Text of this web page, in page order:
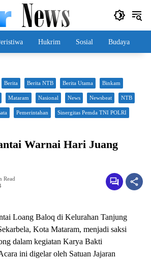
Hukrim Sosial Budaya
Berita Berita NTB Berita Utama Binkam
Mataram Nasional News Newsbeat NTB
Pemerintahan Sinergitas Pemda TNI POLRI
Warnai Hari Juang
Read
Loang Baloq di Kelurahan Tanjung
Kota Mataram, menjadi saksi
dalam kegiatan Karya Bakti
ini digelar oleh Satuan Jajaran